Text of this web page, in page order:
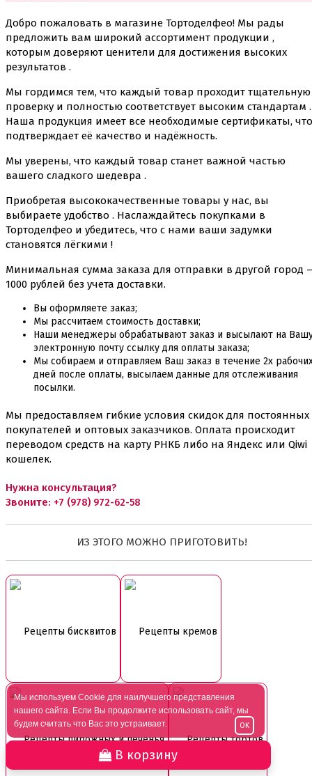
В корзину
Добро пожаловать в магазине Тортоделфео! Мы рады
предложить вам широкий ассортимент продукции ,
которым доверяют ценители для достижения высоких
результатов .
Мы гордимся тем, что каждый товар проходит тщательную
проверку и полностью соответствует высоким стандартам .
Наша продукция имеет все необходимые сертификаты, что
подтверждает её качество и надёжность.
Мы уверены, что каждый товар станет важной частью
вашего сладкого шедевра .
Приобретая высококачественные товары у нас, вы
выбираете удобство . Наслаждайтесь покупками в
Тортоделфео и убедитесь, что с нами ваши задумки
становятся лёгкими !
Минимальная сумма заказа для отправки в другой город
1000 рублей без учета доставки.
Вы оформляете заказ;
Мы рассчитаем стоимость доставки;
Наши менеджеры обрабатывают заказ и высылают на
электронную почту ссылку для оплаты заказа;
Мы собираем и отправляем Ваш заказ в течение 2х
дней после оплаты, высылаем данные для отслеживания
посылки.
Мы предоставляем гибкие условия скидок для постоянных
покупателей и оптовых заказчиков. Оплата происходит
переводом средств на карту РНКБ либо на Яндекс или Qiwi
кошелек.
Нужна консультация?
Звоните: +7 (978) 972-62-58
ИЗ ЭТОГО МОЖНО ПРИГОТОВИТЬ!
Рецепты бисквитов Рецепты кремов
Рецепты пирожных и печенья Рецепты тортов
Мы используем Cookie для наилучшего представления
нашего сайта. Если Вы продолжите использовать сайт, мы
будем считать что Вас это устраивает.
OK